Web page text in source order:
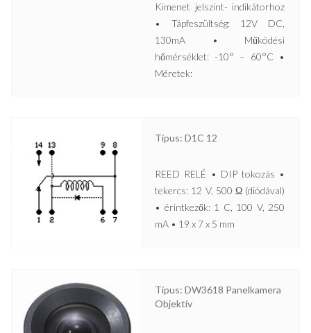
Kimenet jelszint- indikátorhoz
• Tápfeszültség: 12V DC,
130mA • Működési
hőmérséklet: -10° – 60°C •
Méretek:
Típus: D1C 12
REED RELÉ • DIP tokozás •
tekercs: 12 V, 500 Ω (diódával)
• érintkezők: 1 C, 100 V, 250
mA • 19 x 7 x 5 mm
Típus: DW3618 Panelkamera
Objektív